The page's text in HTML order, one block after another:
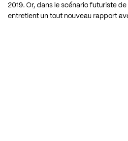
2019. Or, dans le scénario futuriste
entretient un tout nouveau rapport